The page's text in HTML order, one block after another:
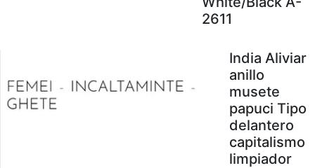
2611
India Aliviar
anillo
musete
papuci Tipo
delantero
capitalismo
limpiador